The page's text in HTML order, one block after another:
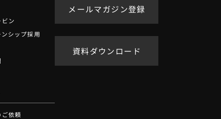
ン
シップ採用
依頼
メールマガジン登録
資料ダウンロード